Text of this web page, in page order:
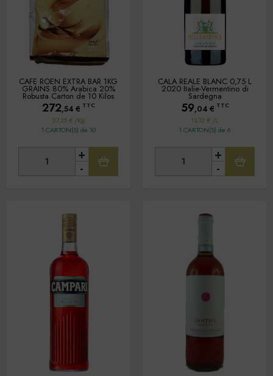
CAFE ROEN EXTRA BAR 1KG
GRAINS 80% Arabica 20%
Robusta Carton de 10 Kilos
272,54 € TTC
27,25 € /Kg
1 CARTON(S) de 10
-
+
CALA REALE BLANC 0,75 L
2020 Italie-Vermentino di
Sardegna
59,04 € TTC
13,12 € /L
1 CARTON(S) de 6
-
+